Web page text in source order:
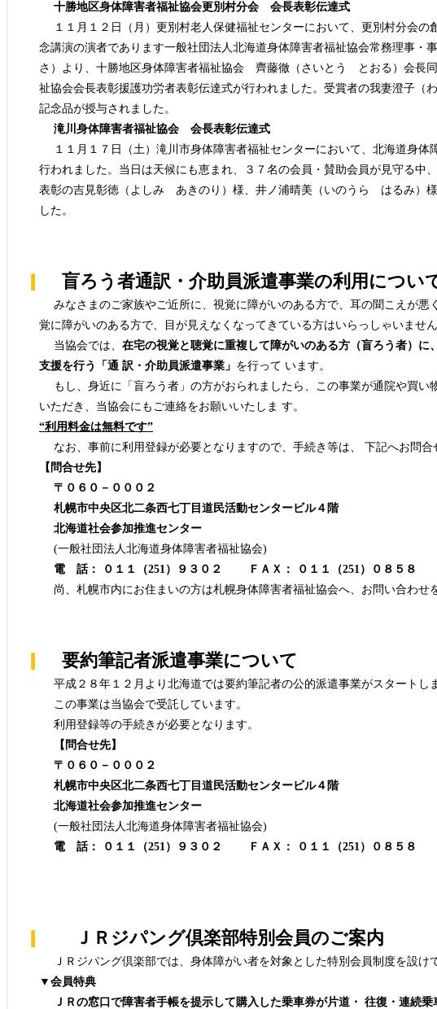
十勝地区身体障害者福祉協会更別村分会 会長表彰伝達式
１１月１２日（月）更別村老人保健福祉センターにおいて、更別村分会の
念講演の演者であります一般社団法人北海道身体障害者福祉協会常務理事
さ）より、十勝地区身体障害者福祉協会 齊藤徹（さいとう とおる）会長
祉協会会長表彰援護功労者表彰伝達式が行われました。受賞者の我妻澄子（
記念品が授与されました。
滝川身体障害者福祉協会 会長表彰伝達式
１１月１７日（土）滝川市身体障害者福祉センターにおいて、北海道身体
行われました。当日は天候にも恵まれ、３７名の会員・賛助会員が見守る中
表彰の吉見彰徳（よしみ あきのり）様、井ノ浦晴美（いのうら はるみ）様
した。
盲ろう者通訳・介助員派遣事業の利用につい
みなさまのご家族やご近所に、視覚に障がいのある方で、耳の聞こえが悪
覚に障がいのある方で、目が見えなくなってきている方はいらっしゃいません
当協会では、 在宅の視覚と聴覚に重複して障がいのある方（盲ろう者）に
支援を行う「通 訳・介助員派遣事業」 を行って います。
もし、身近に「盲ろう者」の方がおられましたら、この事業が通院や買い
いただき、当協会にもご連絡をお願いいたしま す。
“利用料金は無料です”
なお、事前に利用登録が必要となりますので、手続き等は、 下記へお問合
【問合せ先】
〒０６０－０００２
札幌市中央区北二条西七丁目道民活動センタービル４階
北海道社会参加推進センター
(一般社団法人北海道身体障害者福祉協会)
電 話： ０１１（251）９３０２ ＦＡＸ： ０１１（251）０８５８
尚、札幌市内にお住まいの方は札幌身体障害者福祉協会へ、お問い合わせ
要約筆記者派遣事業について
平成２８年１２月より北海道では要約筆記者の公的派遣事業がスタートし
この事業は当協会で受託しています。
利用登録等の手続きが必要となります。
【問合せ先】
〒０６０－０００２
札幌市中央区北二条西七丁目道民活動センタービル４階
北海道社会参加推進センター
(一般社団法人北海道身体障害者福祉協会)
電 話： ０１１（251）９３０２ ＦＡＸ： ０１１（251）０８５８
ＪＲジパング倶楽部特別会員のご案内
ＪＲジパング倶楽部では、身体障がい者を対象とした特別会員制度を設け
▼会員特典
ＪＲの窓口で障害者手帳を提示して購入した乗車券が片道・ 往復・連続